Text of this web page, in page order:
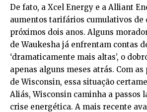
De fato, a Xcel Energy e a Alliant
aumentos tarifários cumulativos de
próximos dois anos. Alguns
de Waukesha já enfrentam contas
‘dramaticamente mais altas’, o
apenas alguns meses atrás. Com
de Wisconsin, essa situação
Aliás, Wisconsin caminha a passos
crise energética. A mais recente